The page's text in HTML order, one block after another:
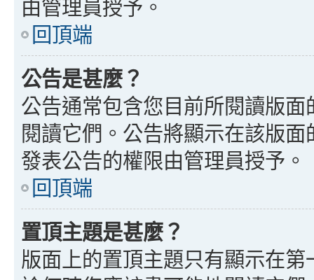
由管理員授予。
回頂端
公告是甚麼？
公告通常包含您目前所閱讀版
閱讀它們。公告將顯示在該版
發表公告的權限由管理員授予。
回頂端
置頂主題是甚麼？
版面上的置頂主題只有顯示在